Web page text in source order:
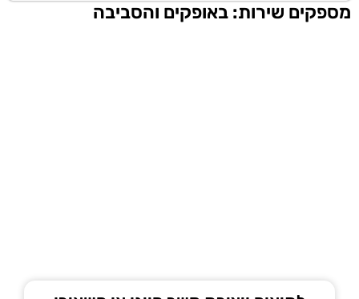
מספקים שירות: באופקים והסביבה